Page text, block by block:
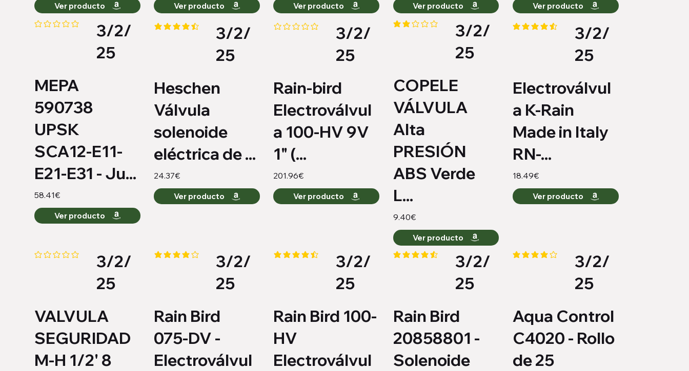
Ver producto Ver producto Ver producto Ver producto Ver producto
Aún no hay calificaciones
3/2/
25
MEPA
590738
UPSK
SCA12-E11-
E21-E31 - Ju...
58.41€
Ver producto
la calificación promedio es 4.3 de 5
3/2/
25
Heschen
Válvula
solenoide
eléctrica de ...
24.37€
Ver producto
Aún no hay calificaciones
3/2/
25
Rain-bird
Electroválvul
a 100-HV 9V
1" (...
201.96€
Ver producto
la calificación promedio es 2 de 5
3/2/
25
COPELE
VÁLVULA
Alta
PRESIÓN
ABS Verde
L...
9.40€
Ver producto
la calificación promedio es 4.4 de 5
3/2/
25
Electroválvul
a K-Rain
Made in Italy
RN-...
18.49€
Ver producto
Aún no hay calificaciones
3/2/
25
VALVULA
SEGURIDAD
M-H 1/2' 8
la calificación promedio es 4 de 5
3/2/
25
Rain Bird
075-DV -
Electroválvul
la calificación promedio es 4.3 de 5
3/2/
25
Rain Bird 100-
HV
Electroválvul
la calificación promedio es 4.5 de 5
3/2/
25
Rain Bird
20858801 -
Solenoide
la calificación promedio es 4.1 de 5
3/2/
25
Aqua Control
C4020 - Rollo
de 25